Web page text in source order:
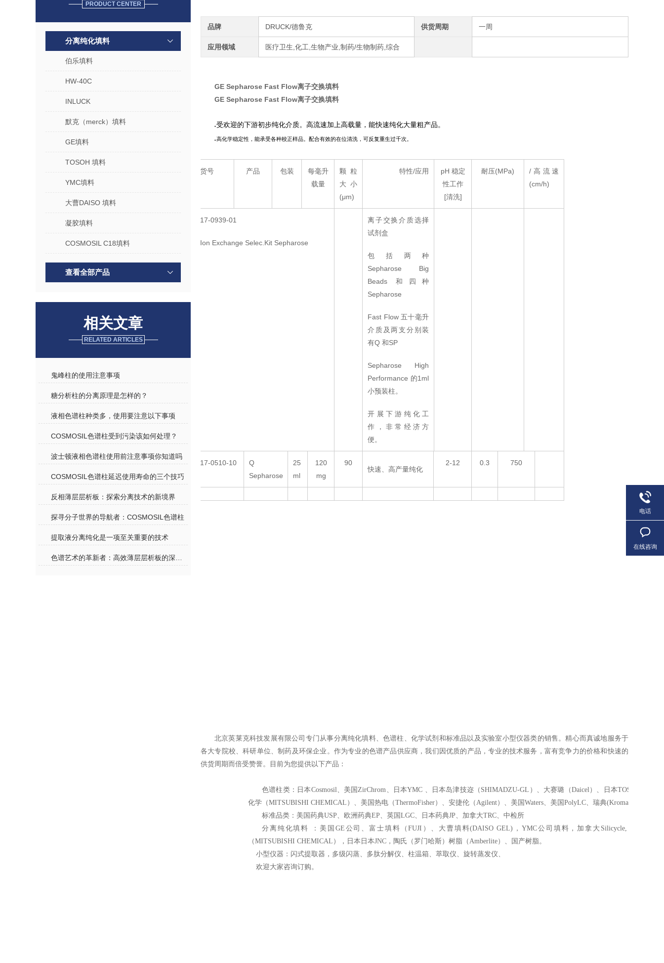
PRODUCT CENTER
分离纯化填料
伯乐填料
HW-40C
INLUCK
默克（merck）填料
GE填料
TOSOH 填料
YMC填料
大曹DAISO 填料
凝胶填料
COSMOSIL C18填料
查看全部产品
相关文章
RELATED ARTICLES
鬼峰柱的使用注意事项
糖分析柱的分离原理是怎样的？
液相色谱柱种类多，使用要注意以下事项
COSMOSIL色谱柱受到污染该如何处理？
波士顿液相色谱柱使用前注意事项你知道吗
COSMOSIL色谱柱延迟使用寿命的三个技巧
反相薄层层析板：探索分离技术的新境界
探寻分子世界的导航者：COSMOSIL色谱柱
提取液分离纯化是一项至关重要的技术
品牌 DRUCK/德鲁克 供货周期 一周
应用领域 医疗卫生,化工,生物产业,制药/生物制药,综合
GE Sepharose Fast Flow离子交换填料
GE Sepharose Fast Flow离子交换填料
●受欢迎的下游初步纯化介质。高流速加上高载量，能快速纯化大量粗产品。
●高化学稳定性，能承受各种校正样品。配合有效的在位清洗，可反复重生过千次。
货号 产品 包装
每毫升
载量
颗粒
大小
(μm)
特性/应用
pH 稳定
性工作
[清洗]
耐压(MPa)
/高流速
(cm/h)
17-0939-01
Ion Exchange Selec.Kit Sepharose
离子交换介质选择
试剂盒
包括两种
Sepharose Big
Beads 和四种
Sepharose
Fast Flow 五十毫升
介质及两支分别装
有Q 和SP
Sepharose High
Performance 的1ml
小预装柱。
开展下游纯化工
作，非常经济方
便。
17-0510-10
Q
Sepharose
25
ml
120
mg
90
快速、高产量纯化
2-12 0.3 750
北京英莱克科技发展有限公司专门 从事分离纯化填料、色谱柱、化学试剂和标准品以及实验室小型仪器类的销售。精心而真诚地服务于
各大专院校、科研单位、制药及环保企业 。作为专业的色谱产品供应商，我们因优质的产品，专业的技术服务，富有竞争力的价格和快速的
供货周期而倍受赞誉。
目前为您提供以下产品：
色谱柱类：日本Cosmosil、 美国ZirChrom、 日本YMC 、 日本岛津技迩（SHIMADZU-GL） 、 大赛璐（Daicel）、日本TOSOH
化学（MITSUBISHI CHEMICAL）、美国热电 （ThermoFisher） 、安捷伦（Agilent）、美国Waters、 美国 PolyLC、 瑞典(Kromasil
标准品类：美国药典USP、 欧洲药典EP、 英国LGC、 日本药典JP、 加拿大TRC、 中检所
分离纯化填料 ： 美国 GE公司、富士填料（FUJI）、大曹填料(DAISO GEL)，YMC公司填料，加拿大Silicycle, 三菱化学
（MITSUBISHI CHEMICAL）， 日本 日本JNC， 陶氏（ 罗门哈斯） 树脂（Amberlite）、国产树脂。
小型仪器： 闪式提取器，多级闪蒸、多肽分解仪、 柱温箱、萃取仪、旋转蒸发仪、
欢迎大家咨询订购。
电话
在线咨询